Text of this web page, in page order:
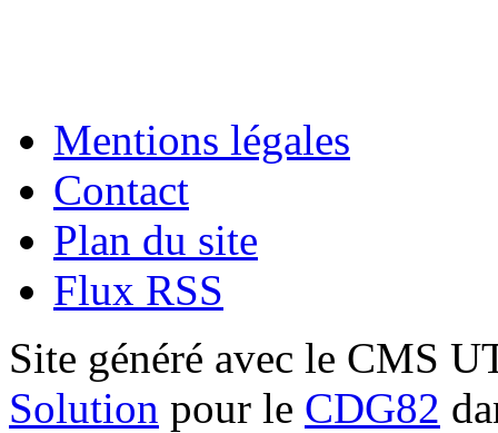
Mentions légales
Contact
Plan du site
Flux RSS
Site généré avec le CMS
Solution pour le CDG82